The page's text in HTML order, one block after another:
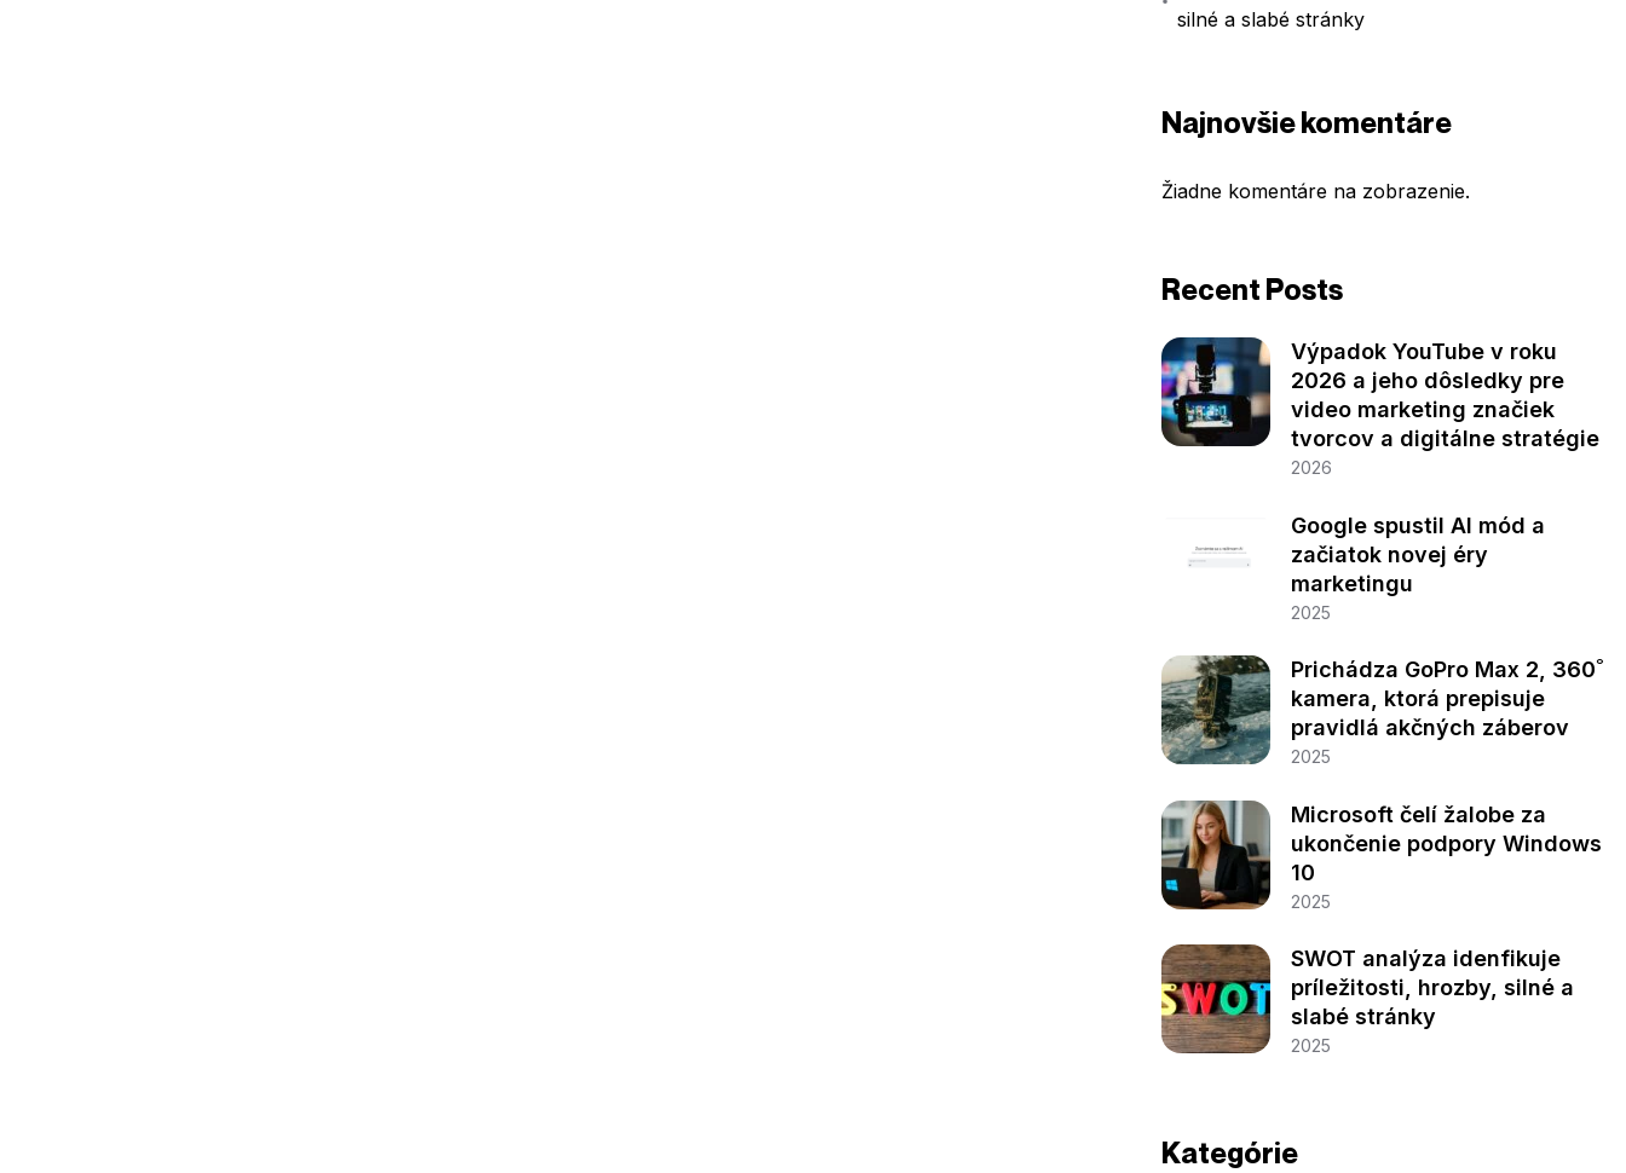
silné a slabé stránky
Najnovšie komentáre
Žiadne komentáre na zobrazenie.
Recent Posts
Výpadok YouTube v roku
2026 a jeho dôsledky pre
video marketing značiek
tvorcov a digitálne stratégie
2026
Google spustil AI mód a
začiatok novej éry
marketingu
2025
Prichádza GoPro Max 2, 360˚
kamera, ktorá prepisuje
pravidlá akčných záberov
2025
Microsoft čelí žalobe za
ukončenie podpory Windows
10
2025
SWOT analýza idenfikuje
príležitosti, hrozby, silné a
slabé stránky
2025
Kategórie